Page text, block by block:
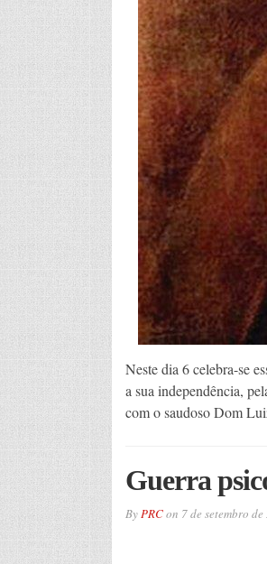
Neste dia 6 celebra-se
a sua independência,
com o saudoso Dom
Guerra
ByPRCon 7 de setembro